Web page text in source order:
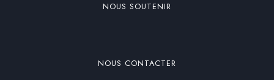
NOUS SOUTENIR
NOUS CONTACTER